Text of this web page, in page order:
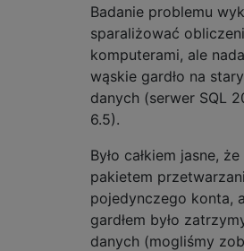
Badanie problemu
sparaliżować
komputerami, ale
wąskie gardło na
danych (serwer SQL
6.5).
Było całkiem jasne,
pakietem
pojedynczego konta,
gardłem było
danych (mogliśmy